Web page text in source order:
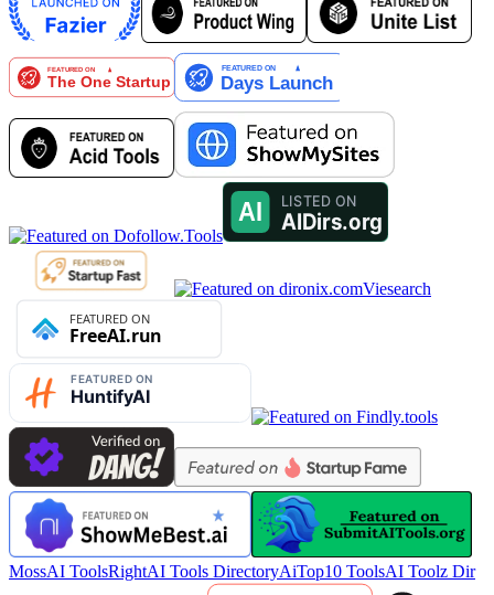
Viesearch
MossAI ToolsRightAI Tools DirectoryAiTop10 ToolsAI Toolz Dir